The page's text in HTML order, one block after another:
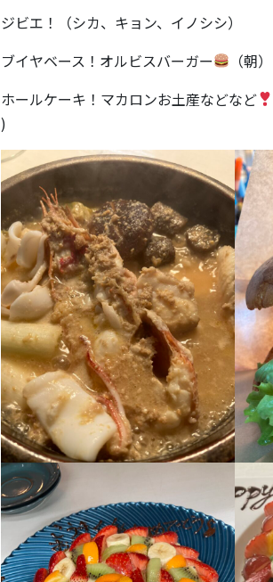
ジビエ！（シカ、キョン、イノシシ）
ブイヤベース！オルビスバーガー
（朝）
ホールケーキ！マカロンお土産などなど
)